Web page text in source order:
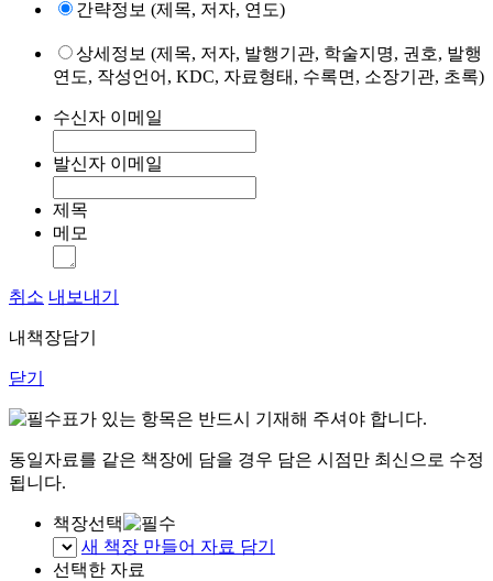
간략정보 (제목, 저자, 연도)
상세정보 (제목, 저자, 발행기관, 학술지명, 권호, 발행
연도, 작성언어, KDC, 자료형태, 수록면, 소장기관, 초록)
수신자 이메일
발신자 이메일
제목
메모
취소 내보내기
내책장담기
닫기
표가 있는 항목은 반드시 기재해 주셔야 합니다.
동일자료를 같은 책장에 담을 경우 담은 시점만 최신으로 수정
됩니다.
책장선택
새 책장 만들어 자료 담기
선택한 자료